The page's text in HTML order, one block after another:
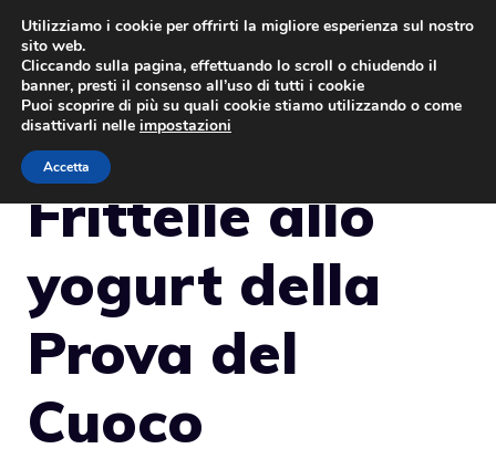
Vai
contenuto
Frittelle allo
yogurt della
Prova del
Cuoco
Utilizziamo i cookie per offrirti la migliore esperienza sul nostro
sito web.
Cliccando sulla pagina, effettuando lo scroll o chiudendo il
banner, presti il consenso all’uso di tutti i cookie
Puoi scoprire di più su quali cookie stiamo utilizzando o come
disattivarli nelle impostazioni
Accetta